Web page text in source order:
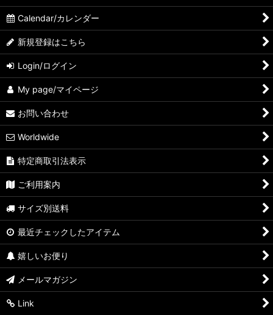
Calendar/カレンダー
新規登録はこちら
Login/ログイン
My page/マイページ
お問い合わせ
Worldwide
特定商取引法表示
ご利用案内
サイズ別送料
最近チェックしたアイテム
嬉しいお便り
メールマガジン
Link